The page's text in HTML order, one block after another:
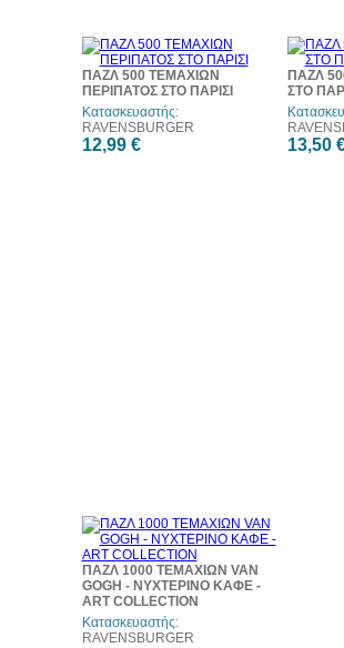
ΠΑΖΛ 500 ΤΕΜΑΧΙΩΝ
ΠΕΡΙΠΑΤΟΣ ΣΤΟ ΠΑΡΙΣΙ
Κατασκευαστής:
RAVENSBURGER
12,99 €
ΠΑΖΛ
ΣΤΟ
13,50
ΠΑΖΛ 1000 ΤΕΜΑΧΙΩΝ VAN
GOGH - ΝΥΧΤΕΡΙΝΟ ΚΑΦΕ -
ART COLLECTION
Κατασκευαστής:
RAVENSBURGER